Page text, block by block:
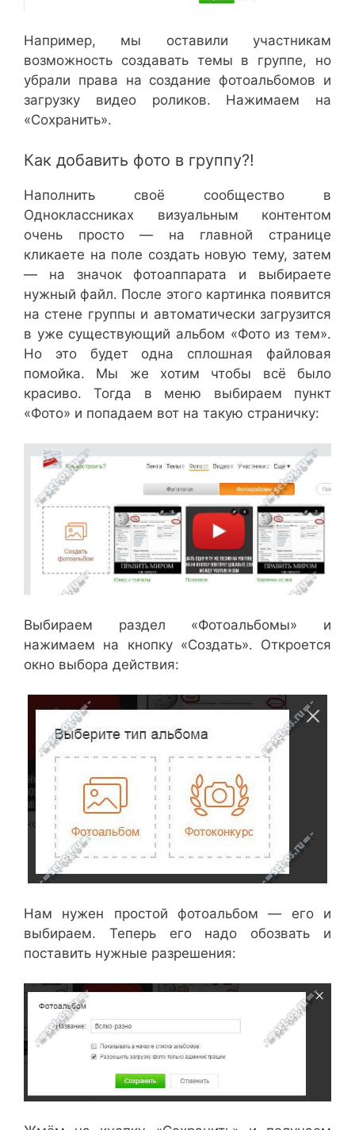
Например, мы оставили участникам
возможность создавать темы в группе, но
убрали права на создание фотоальбомов и
загрузку видео роликов. Нажимаем на
«Сохранить».
Как добавить фото в группу?!
Наполнить своё сообщество в
Одноклассниках визуальным контентом
очень просто — на главной странице
кликаете на поле создать новую тему, затем
— на значок фотоаппарата и выбираете
нужный файл. После этого картинка появится
на стене группы и автоматически загрузится
в уже существующий альбом «Фото из тем».
Но это будет одна сплошная файловая
помойка. Мы же хотим чтобы всё было
красиво. Тогда в меню выбираем пункт
«Фото» и попадаем вот на такую страничку:
Выбираем раздел «Фотоальбомы» и
нажимаем на кнопку «Создать». Откроется
окно выбора действия:
Нам нужен простой фотоальбом — его и
выбираем. Теперь его надо обозвать и
поставить нужные разрешения: